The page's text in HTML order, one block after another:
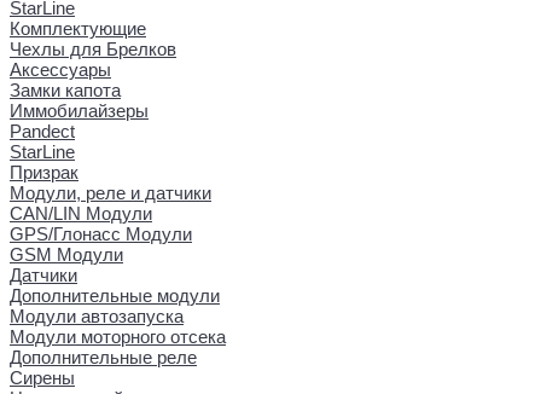
StarLine
Комплектующие
Чехлы для Брелков
Аксессуары
Замки капота
Иммобилайзеры
Pandect
StarLine
Призрак
Модули, реле и датчики
CAN/LIN Модули
GPS/Глонасс Модули
GSM Модули
Датчики
Дополнительные модули
Модули автозапуска
Модули моторного отсека
Дополнительные реле
Сирены